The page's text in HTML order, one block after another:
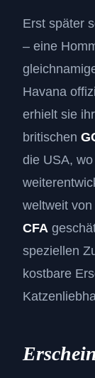
Erst später
– eine
Havana
erhielt sie
britischen
die USA,
weltweit
CFA
speziellen
kostbare